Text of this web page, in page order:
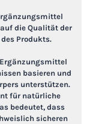
die Qualität der
Produkts.
basieren und
unterstützen.
für natürliche
bedeutet, dass
sicheren